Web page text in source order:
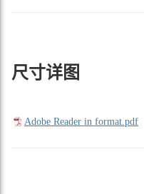
尺寸详图
Adobe Reader in format.pdf